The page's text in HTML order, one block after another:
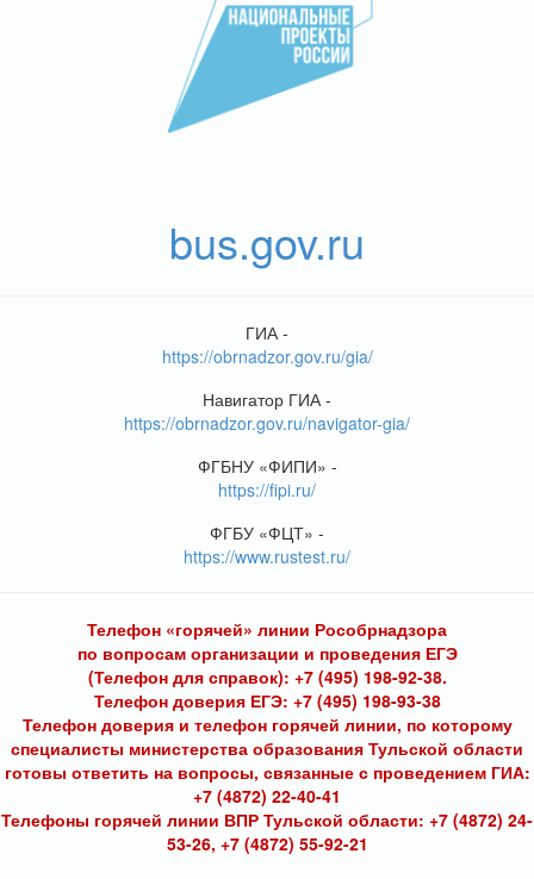
bus.gov.ru
ГИА -
https://obrnadzor.gov.ru/gia/
Навигатор ГИА -
https://obrnadzor.gov.ru/navigator-gia/
ФГБНУ «ФИПИ» -
https://fipi.ru/
ФГБУ «ФЦТ» -
https://www.rustest.ru/
Телефон «горячей» линии Рособрнадзора
по вопросам организации и проведения ЕГЭ
(Телефон для справок): +7 (495) 198-92-38.
Телефон доверия ЕГЭ: +7 (495) 198-93-38
Телефон доверия и телефон горячей линии, по которому
специалисты министерства образования Тульской области
готовы ответить на вопросы, связанные с проведением ГИА:
+7 (4872) 22-40-41
Телефоны горячей линии ВПР Тульской области: +7 (4872) 24-
53-26, +7 (4872) 55-92-21